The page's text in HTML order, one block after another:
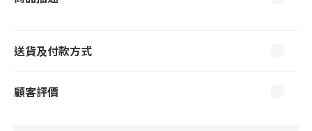
送貨及付款方式
顧客評價